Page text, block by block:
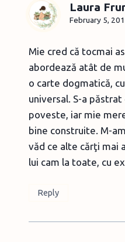
Laura
February 5,
Mie cred că tocmai
abordează atât de
o carte dogmatică,
universal. S-a
poveste, iar mie
bine construite. M-
văd ce alte cărţi mai
lui cam la toate, cu
Reply